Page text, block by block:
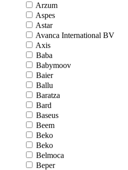
Arzum
Aspes
Astar
Avanca International BV
Axis
Baba
Babymoov
Baier
Ballu
Baratza
Bard
Baseus
Beem
Beko
Beko
Belmoca
Beper